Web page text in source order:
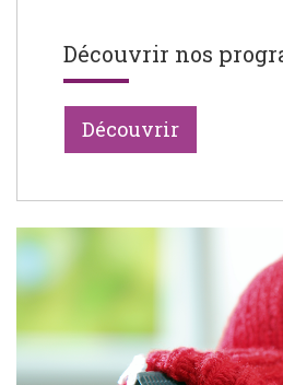
Découvrir nos
Découvrir